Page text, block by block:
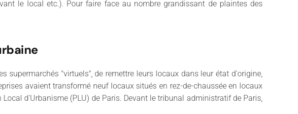
le local etc.). Pour faire face au nombre grandissant de plaintes des
supermarchés "virtuels", de remettre leurs locaux dans leur état d'origine,
avaient transformé neuf locaux situés en rez-de-chaussée en locaux
d'Urbanisme (PLU) de Paris. Devant le tribunal administratif de Paris,